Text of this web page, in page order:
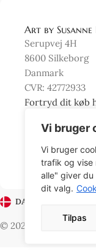
Vi bruger
Vi bruger
trafik og vise
alle" giver
dit valg.
Tilpas
Art by
Serupvej 4H
8600 Silkeborg
Danmark
CVR: 42772933
Fortryd dit køb
DANSK (DKK)
© 2026 Art by